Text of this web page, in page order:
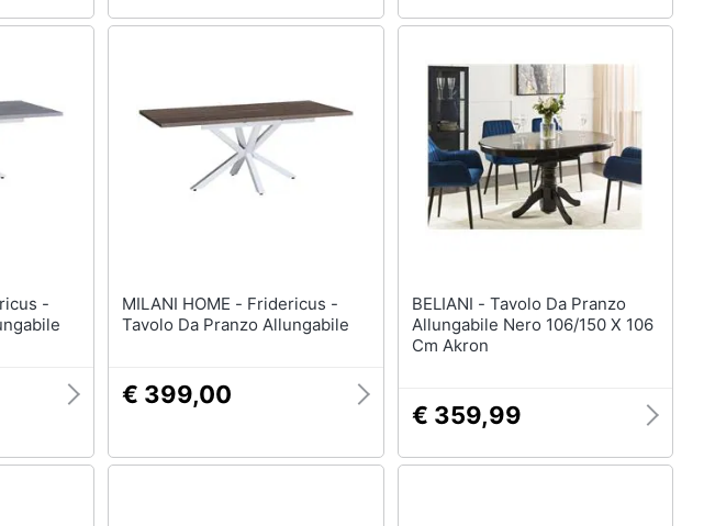
MILANI HOME - Fridericus -
Tavolo Da Pranzo Allungabile
€ 399,00
BELIANI - Tavolo Da Pranzo
Allungabile Nero 106/150 X 106
Cm Akron
€ 359,99